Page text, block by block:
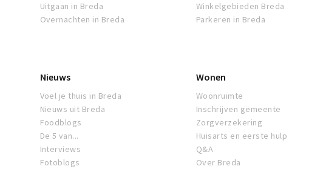
Uitgaan in Breda
Overnachten in Breda
Winkelgebieden Breda
Parkeren in Breda
Nieuws
Voel je thuis in Breda
Nieuws uit Breda
Foodblogs
De 5 van...
Interviews
Fotoblogs
Wonen
Woonruimte
Inschrijven gemeente
Zorgverzekering
Huisarts en eerste hulp
Q&A
Over Breda